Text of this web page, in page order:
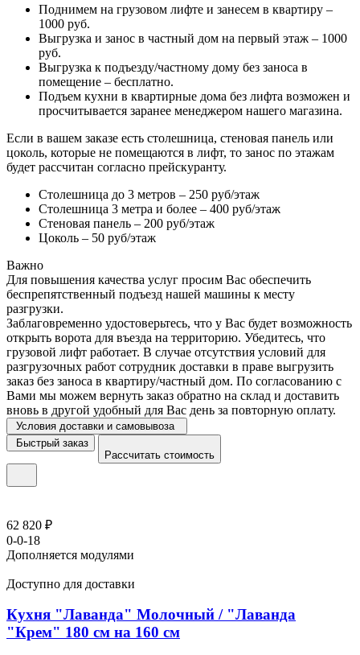
Поднимем на грузовом лифте и занесем в квартиру –
1000 руб.
Выгрузка и занос в частный дом на первый этаж – 1000
руб.
Выгрузка к подъезду/частному дому без заноса в
помещение – бесплатно.
Подъем кухни в квартирные дома без лифта возможен и
просчитывается заранее менеджером нашего магазина.
Если в вашем заказе есть столешница, стеновая панель или
цоколь, которые не помещаются в лифт, то занос по этажам
будет рассчитан согласно прейскуранту.
Столешница до 3 метров – 250 руб/этаж
Столешница 3 метра и более – 400 руб/этаж
Стеновая панель – 200 руб/этаж
Цоколь – 50 руб/этаж
Важно
Для повышения качества услуг просим Вас обеспечить
беспрепятственный подъезд нашей машины к месту
разгрузки.
Заблаговременно удостоверьтесь, что у Вас будет возможность
открыть ворота для въезда на территорию. Убедитесь, что
грузовой лифт работает. В случае отсутствия условий для
разгрузочных работ сотрудник доставки в праве выгрузить
заказ без заноса в квартиру/частный дом. По согласованию с
Вами мы можем вернуть заказ обратно на склад и доставить
вновь в другой удобный для Вас день за повторную оплату.
Условия доставки и самовывоза
Быстрый заказ
Рассчитать стоимость
62 820 ₽
0-0-18
Дополняется модулями
Доступно для доставки
Кухня "Лаванда" Молочный / "Лаванда
"Крем" 180 см на 160 см